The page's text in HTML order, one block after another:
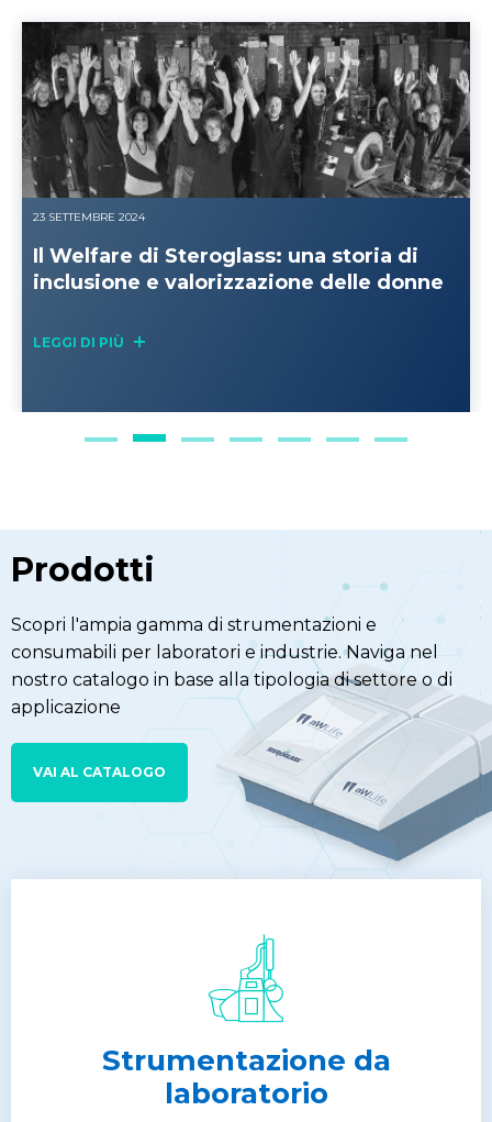
23 SETTEMBRE 2024
Il Welfare di Steroglass: una storia di
inclusione e valorizzazione delle donne
LEGGI DI PIÙ
Prodotti
Scopri l'ampia gamma di strumentazioni e
consumabili per laboratori e industrie. Naviga nel
nostro catalogo in base alla tipologia di settore o di
applicazione
VAI AL CATALOGO
Strumentazione da
laboratorio